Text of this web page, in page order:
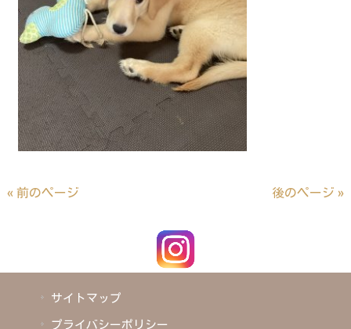
« 前のページ 後のページ »
サイトマップ
プライバシーポリシー